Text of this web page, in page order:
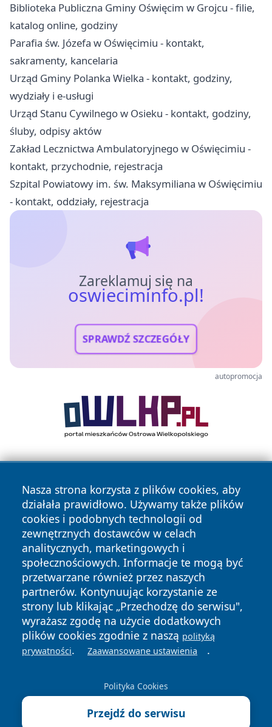
Biblioteka Publiczna Gminy Oświęcim w Grojcu - filie,
katalog online, godziny
Parafia św. Józefa w Oświęcimiu - kontakt,
sakramenty, kancelaria
Urząd Gminy Polanka Wielka - kontakt, godziny,
wydziały i e-usługi
Urząd Stanu Cywilnego w Osieku - kontakt, godziny,
śluby, odpisy aktów
Zakład Lecznictwa Ambulatoryjnego w Oświęcimiu -
kontakt, przychodnie, rejestracja
Szpital Powiatowy im. św. Maksymiliana w Oświęcimiu
- kontakt, oddziały, rejestracja
Zareklamuj się na
oswieciminfo.pl!
SPRAWDŹ SZCZEGÓŁY
autopromocja
Nasza strona korzysta z plików cookies, aby
działała prawidłowo. Używamy także plików
cookies i podobnych technologii od
zewnętrznych dostawców w celach
analitycznych, marketingowych i
społecznościowych. Informacje te mogą być
przetwarzane również przez naszych
partnerów. Kontynuując korzystanie ze
strony lub klikając „Przechodzę do serwisu",
wyrażasz zgodę na użycie dodatkowych
plików cookies zgodnie z naszą polityką
prywatności. Zaawansowane ustawienia .
Polityka Cookies
Przejdź do serwisu
Copyright © 2026 oswieciminfo.pl Wszystkie prawa
zastrzeżone.
News Autorzy
Polityka
Prywatności
Polityka
Cookies